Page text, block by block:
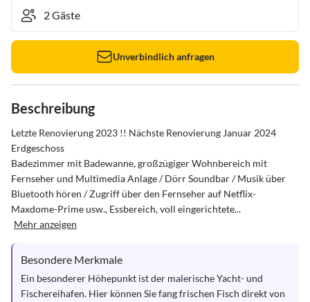
Unverbindlich anfragen
Beschreibung
Letzte Renovierung 2023 !! Nächste Renovierung Januar 2024
Erdgeschoss
Badezimmer mit Badewanne, großzügiger Wohnbereich mit
Fernseher und Multimedia Anlage / Dörr Soundbar / Musik über
Bluetooth hören / Zugriff über den Fernseher auf Netflix-
Maxdome-Prime usw., Essbereich, voll eingerichtete...
Mehr anzeigen
Besondere Merkmale
Ein besonderer Höhepunkt ist der malerische Yacht- und
Fischereihafen. Hier können Sie fang frischen Fisch direkt von